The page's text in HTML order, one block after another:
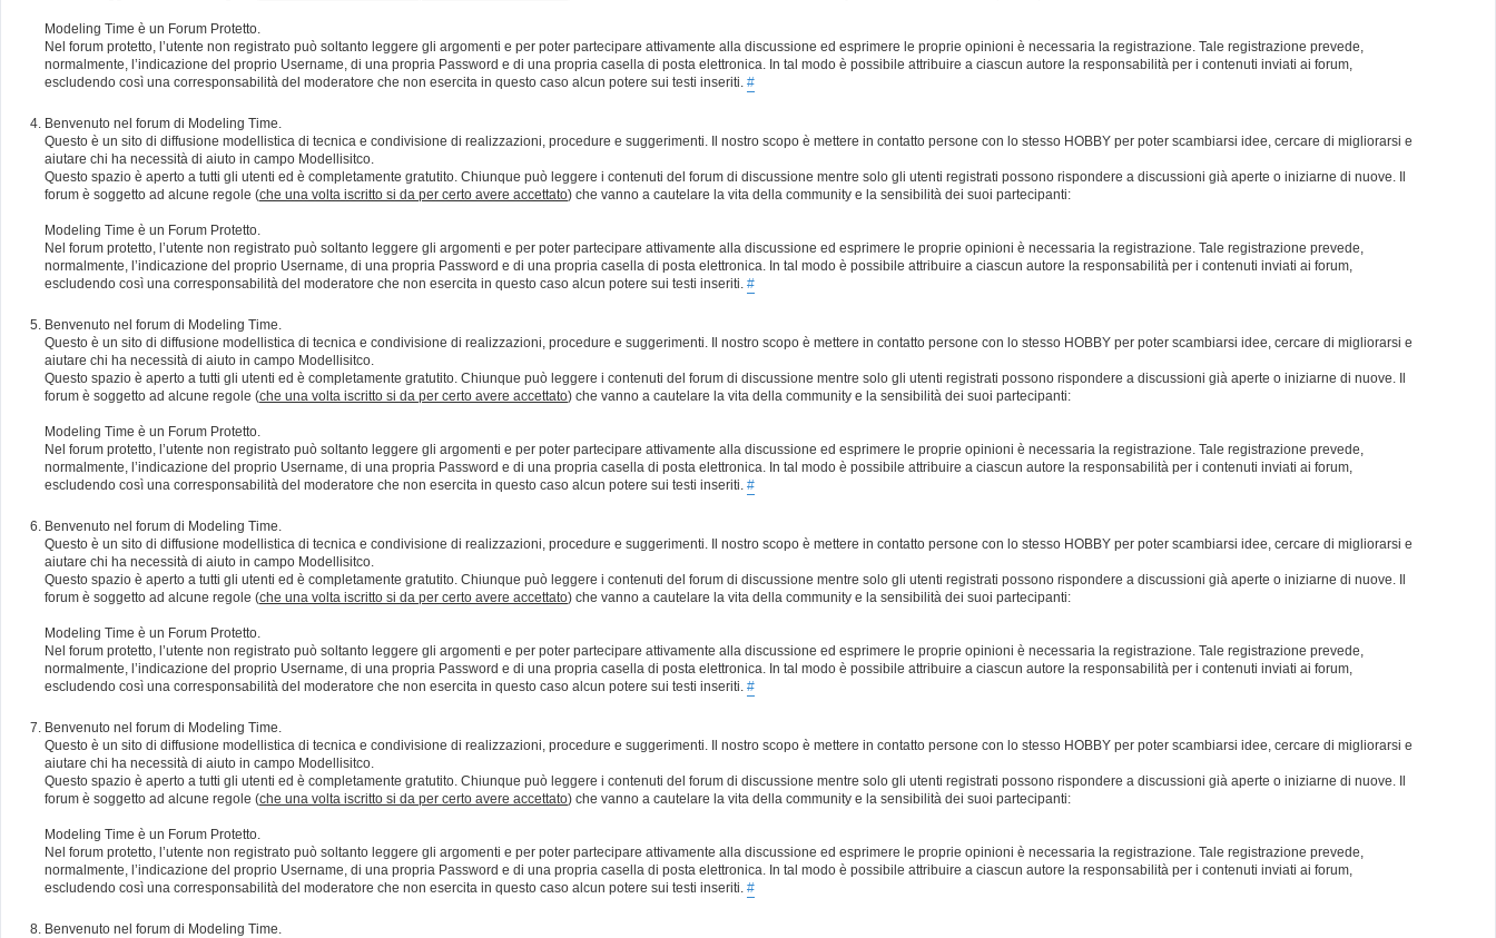
Modeling Time è un Forum Protetto.
Nel forum protetto, l’utente non registrato può soltanto leggere gli argomenti e per poter partecipare attivamente alla discussione ed esprimere le proprie opinioni è necessaria la registrazione. Tale registrazione prevede,
normalmente, l’indicazione del proprio Username, di una propria Password e di una propria casella di posta elettronica. In tal modo è possibile attribuire a ciascun autore la responsabilità per i contenuti inviati ai forum,
escludendo così una corresponsabilità del moderatore che non esercita in questo caso alcun potere sui testi inseriti. #
Benvenuto nel forum di Modeling Time.
Questo è un sito di diffusione modellistica di tecnica e condivisione di realizzazioni, procedure e suggerimenti. Il nostro scopo è mettere in contatto persone con lo stesso HOBBY per poter scambiarsi idee, cercare di migliorarsi e
aiutare chi ha necessità di aiuto in campo Modellisitco.
Questo spazio è aperto a tutti gli utenti ed è completamente gratutito. Chiunque può leggere i contenuti del forum di discussione mentre solo gli utenti registrati possono rispondere a discussioni già aperte o iniziarne di nuove. Il
forum è soggetto ad alcune regole (che una volta iscritto si da per certo avere accettato) che vanno a cautelare la vita della community e la sensibilità dei suoi partecipanti:
Modeling Time è un Forum Protetto.
Nel forum protetto, l’utente non registrato può soltanto leggere gli argomenti e per poter partecipare attivamente alla discussione ed esprimere le proprie opinioni è necessaria la registrazione. Tale registrazione prevede,
normalmente, l’indicazione del proprio Username, di una propria Password e di una propria casella di posta elettronica. In tal modo è possibile attribuire a ciascun autore la responsabilità per i contenuti inviati ai forum,
escludendo così una corresponsabilità del moderatore che non esercita in questo caso alcun potere sui testi inseriti. #
Benvenuto nel forum di Modeling Time.
Questo è un sito di diffusione modellistica di tecnica e condivisione di realizzazioni, procedure e suggerimenti. Il nostro scopo è mettere in contatto persone con lo stesso HOBBY per poter scambiarsi idee, cercare di migliorarsi e
aiutare chi ha necessità di aiuto in campo Modellisitco.
Questo spazio è aperto a tutti gli utenti ed è completamente gratutito. Chiunque può leggere i contenuti del forum di discussione mentre solo gli utenti registrati possono rispondere a discussioni già aperte o iniziarne di nuove. Il
forum è soggetto ad alcune regole (che una volta iscritto si da per certo avere accettato) che vanno a cautelare la vita della community e la sensibilità dei suoi partecipanti:
Modeling Time è un Forum Protetto.
Nel forum protetto, l’utente non registrato può soltanto leggere gli argomenti e per poter partecipare attivamente alla discussione ed esprimere le proprie opinioni è necessaria la registrazione. Tale registrazione prevede,
normalmente, l’indicazione del proprio Username, di una propria Password e di una propria casella di posta elettronica. In tal modo è possibile attribuire a ciascun autore la responsabilità per i contenuti inviati ai forum,
escludendo così una corresponsabilità del moderatore che non esercita in questo caso alcun potere sui testi inseriti. #
Benvenuto nel forum di Modeling Time.
Questo è un sito di diffusione modellistica di tecnica e condivisione di realizzazioni, procedure e suggerimenti. Il nostro scopo è mettere in contatto persone con lo stesso HOBBY per poter scambiarsi idee, cercare di migliorarsi e
aiutare chi ha necessità di aiuto in campo Modellisitco.
Questo spazio è aperto a tutti gli utenti ed è completamente gratutito. Chiunque può leggere i contenuti del forum di discussione mentre solo gli utenti registrati possono rispondere a discussioni già aperte o iniziarne di nuove. Il
forum è soggetto ad alcune regole (che una volta iscritto si da per certo avere accettato) che vanno a cautelare la vita della community e la sensibilità dei suoi partecipanti:
Modeling Time è un Forum Protetto.
Nel forum protetto, l’utente non registrato può soltanto leggere gli argomenti e per poter partecipare attivamente alla discussione ed esprimere le proprie opinioni è necessaria la registrazione. Tale registrazione prevede,
normalmente, l’indicazione del proprio Username, di una propria Password e di una propria casella di posta elettronica. In tal modo è possibile attribuire a ciascun autore la responsabilità per i contenuti inviati ai forum,
escludendo così una corresponsabilità del moderatore che non esercita in questo caso alcun potere sui testi inseriti. #
Benvenuto nel forum di Modeling Time.
Questo è un sito di diffusione modellistica di tecnica e condivisione di realizzazioni, procedure e suggerimenti. Il nostro scopo è mettere in contatto persone con lo stesso HOBBY per poter scambiarsi idee, cercare di migliorarsi e
aiutare chi ha necessità di aiuto in campo Modellisitco.
Questo spazio è aperto a tutti gli utenti ed è completamente gratutito. Chiunque può leggere i contenuti del forum di discussione mentre solo gli utenti registrati possono rispondere a discussioni già aperte o iniziarne di nuove. Il
forum è soggetto ad alcune regole (che una volta iscritto si da per certo avere accettato) che vanno a cautelare la vita della community e la sensibilità dei suoi partecipanti:
Modeling Time è un Forum Protetto.
Nel forum protetto, l’utente non registrato può soltanto leggere gli argomenti e per poter partecipare attivamente alla discussione ed esprimere le proprie opinioni è necessaria la registrazione. Tale registrazione prevede,
normalmente, l’indicazione del proprio Username, di una propria Password e di una propria casella di posta elettronica. In tal modo è possibile attribuire a ciascun autore la responsabilità per i contenuti inviati ai forum,
escludendo così una corresponsabilità del moderatore che non esercita in questo caso alcun potere sui testi inseriti. #
Benvenuto nel forum di Modeling Time.